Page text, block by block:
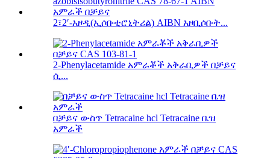
2፣2′-አዞዲ(ኢሶቡቲሮኒትሪል) AIBN አዞቢሶቡት...
2-Phenylacetamide አምራቾች አቅራቢዎች በቻይና
ሲ...
በቻይና ውስጥ Tetracaine hcl Tetracaine ቤዝ
አምራች